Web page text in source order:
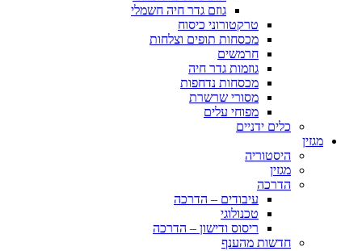
גוזם גדר חיה חשמלי
טרקטורוני כיסוח
מכסחות תופים וצלחות
חרמשים
גוזמות גדר חיה
מכסחות נדחפות
מסורי שרשרת
מפוחי עלים
כלים ידניים
מגזין
היסטוריה
מגזין
הדרכה
עיבודים – הדרכה
טכנולוגי
ריסוס ודישון – הדרכה
חדשות מהענף